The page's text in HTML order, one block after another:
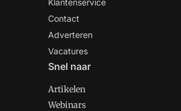
Klantenservice
Contact
Adverteren
Vacatures
Snel naar
Artikelen
Webinars